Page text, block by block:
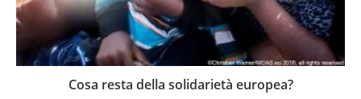
Cosa resta della solidarietà europea?